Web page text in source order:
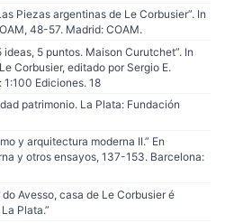
Piezas argentinas de Le Corbusier”. In
48-57. Madrid: COAM.
ideas, 5 puntos. Maison Curutchet”. In
Corbusier, editado por Sergio E.
Ediciones. 18
patrimonio. La Plata: Fundación
y arquitectura moderna II.” En
y otros ensayos, 137-153. Barcelona:
Avesso, casa de Le Corbusier é
Plata.”